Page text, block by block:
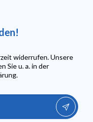
widerrufen. Unsere
Sie u. a. in der